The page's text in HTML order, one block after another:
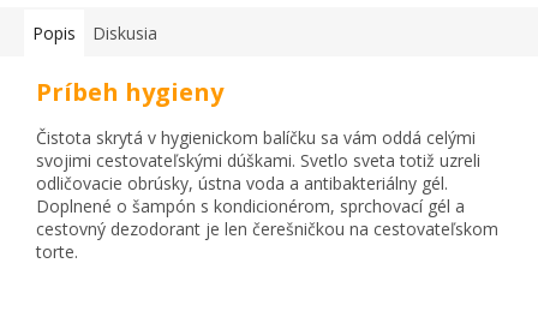
Popis Diskusia
Príbeh hygieny
Čistota skrytá v hygienickom balíčku sa vám oddá celými
svojimi cestovateľskými dúškami. Svetlo sveta totiž uzreli
odličovacie obrúsky, ústna voda a antibakteriálny gél.
Doplnené o šampón s kondicionérom, sprchovací gél a
cestovný dezodorant je len čerešničkou na cestovateľskom
torte.